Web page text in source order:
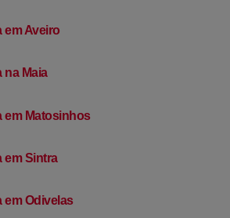
em Aveiro
na Maia
em Matosinhos
em Sintra
em Odivelas